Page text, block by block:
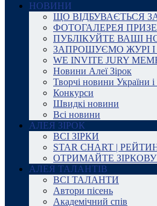
НОВИНИ
ЩО ВІДБУВАЄТЬСЯ
ФОТОГАЛЕРЕЯ
ПУБЛІКУЙТЕ ВАШІ
ЗАПРОШУЄМО ЖУРІ І
WE INVITE JURY
Новини Алеї Зірок
Творчі новини України і
Конкурси
Швидкі новини
Всі новини
АЛЕЯ ЗІРОК
ВСІ ЗІРКИ
STAR CHART |
ОТРИМАЙТЕ
АЛЕЯ ТАЛАНТІВ
ВСІ ТАЛАНТИ
Автори пісень
Академічний спів